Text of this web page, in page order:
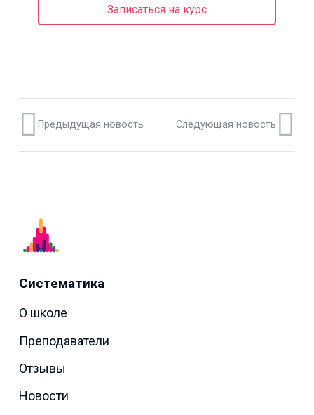
Записаться на курс
Предыдущая новость Следующая новость
Систематика
О школе
Преподаватели
Отзывы
Новости